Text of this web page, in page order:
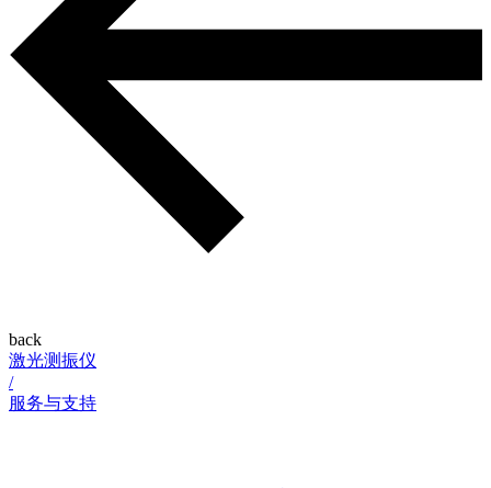
back
激光测振仪
/
服务与支持